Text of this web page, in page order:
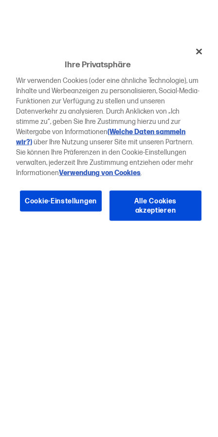
Ihre Privatsphäre
Wir verwenden Cookies (oder eine ähnliche Technologie), um
Inhalte und Werbeanzeigen zu personalisieren, Social-Media-
Funktionen zur Verfügung zu stellen und unseren
Datenverkehr zu analysieren. Durch Anklicken von „Ich
stimme zu“, geben Sie Ihre Zustimmung hierzu und zur
Weitergabe von Informationen(Welche Daten sammeln
wir?)über Ihre Nutzung unserer Site mit unseren Partnern.
Sie können Ihre Präferenzen in den Cookie-Einstellungen
verwalten, jederzeit Ihre Zustimmung entziehen oder mehr
InformationenVerwendung von Cookies.
Cookie-Einstellungen
Alle Cookies
akzeptieren